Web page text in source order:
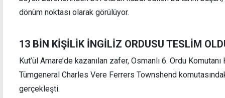
dönüm noktası olarak görülüyor.
13 BİN KİŞİLİK İNGİLİZ ORDUSU TESLİM
Kut’ül Amare’de kazanılan zafer, Osmanlı 6. Ordu
Tümgeneral Charles Vere Ferrers Townshend
gerçekleşti.
Lefkoşa'da 3 kilodan fazla uyuşturucu ele
geçildi